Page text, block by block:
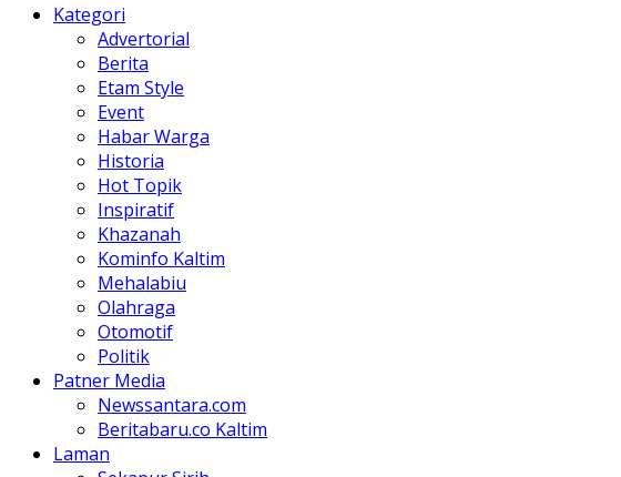
Kategori
Advertorial
Berita
Etam Style
Event
Habar Warga
Historia
Hot Topik
Inspiratif
Khazanah
Kominfo Kaltim
Mehalabiu
Olahraga
Otomotif
Politik
Patner Media
Newssantara.com
Beritabaru.co Kaltim
Laman